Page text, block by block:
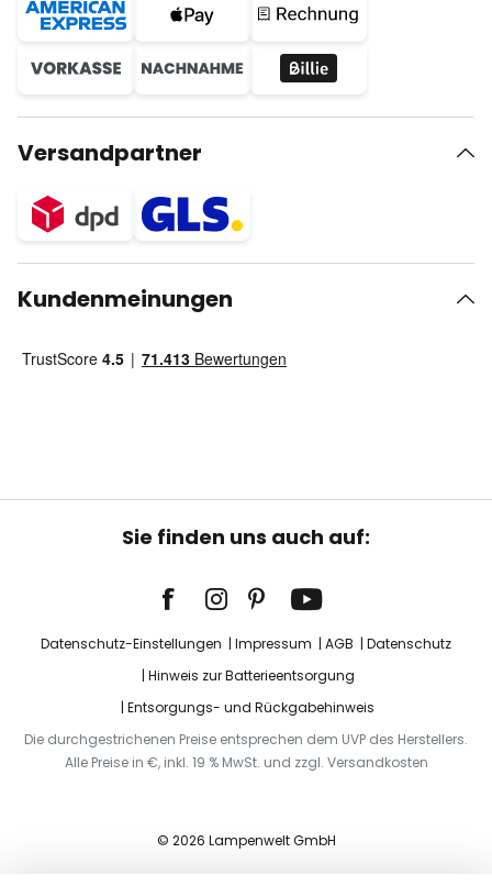
Versandpartner
Kundenmeinungen
Sie finden uns auch auf:
Datenschutz-Einstellungen Impressum AGB
Datenschutz
Hinweis zur Batterieentsorgung
Entsorgungs- und Rückgabehinweis
Die durchgestrichenen Preise entsprechen dem UVP des Herstellers.
Alle Preise in €, inkl. 19 % MwSt. und zzgl. Versandkosten
© 2026 Lampenwelt GmbH